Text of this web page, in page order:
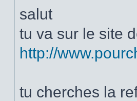
salut
tu va sur le site
http://
tu cherches la